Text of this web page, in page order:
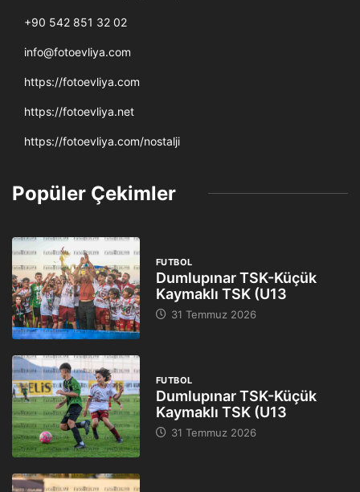
+90 542 851 32 02
info@fotoevliya.com
https://fotoevliya.com
https://fotoevliya.net
https://fotoevliya.com/nostalji
Popüler Çekimler
FUTBOL
Dumlupınar TSK-Küçük
Kaymaklı TSK (U13
31 Temmuz 2026
FUTBOL
Dumlupınar TSK-Küçük
Kaymaklı TSK (U13
31 Temmuz 2026